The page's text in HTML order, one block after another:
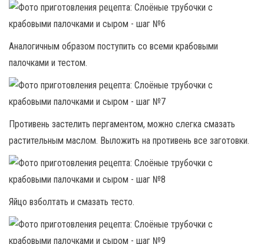
Аналогичным образом поступить со всеми крабовыми
палочками и тестом.
Противень застелить пергаментом, можно слегка смазать
растительным маслом. Выложить на противень все заготовки.
Яйцо взболтать и смазать тесто.